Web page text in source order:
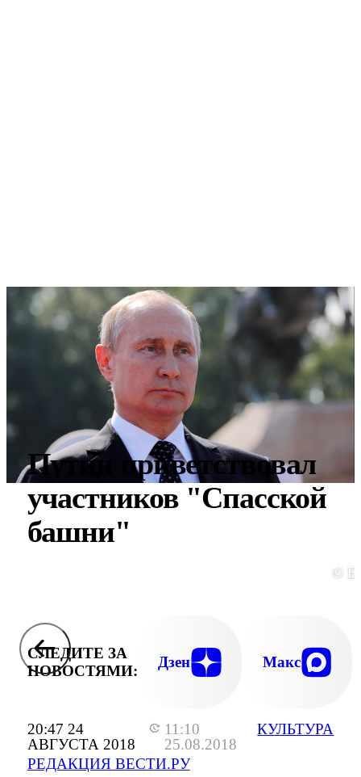
20:47 24
АВГУСТА 2018
11:10
25.08.2018
РЕДАКЦИЯ ВЕСТИ.РУ
КУЛЬТУРА
Путин приветствовал
участников "Спасской
башни"
©
СЛЕДИТЕ ЗА
НОВОСТЯМИ:
Дзен Макс